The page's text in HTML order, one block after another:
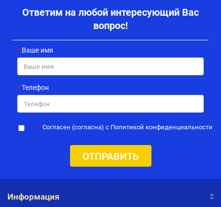
Ответим на любой интересующий Вас
вопрос!
Ваше имя
Телефон
Согласен (согласна) с Политикой конфиденциальности
ОТПРАВИТЬ
Информация